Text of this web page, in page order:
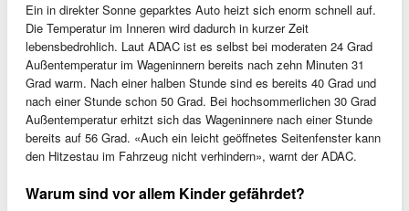
Ein in direkter Sonne geparktes Auto heizt sich enorm schnell auf.
Die Temperatur im Inneren wird dadurch in kurzer Zeit
lebensbedrohlich. Laut ADAC ist es selbst bei moderaten 24 Grad
Außentemperatur im Wageninnern bereits nach zehn Minuten 31
Grad warm. Nach einer halben Stunde sind es bereits 40 Grad und
nach einer Stunde schon 50 Grad. Bei hochsommerlichen 30 Grad
Außentemperatur erhitzt sich das Wageninnere nach einer Stunde
bereits auf 56 Grad. «Auch ein leicht geöffnetes Seitenfenster kann
den Hitzestau im Fahrzeug nicht verhindern», warnt der ADAC.
Warum sind vor allem Kinder gefährdet?